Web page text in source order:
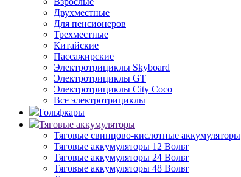
Двухместные
Для пенсионеров
Трехместные
Китайские
Пассажирские
Электротрициклы Skyboard
Электротрициклы GT
Электротрициклы City Coco
Все электротрициклы
Гольфкары
Тяговые аккумуляторы
Тяговые свинцово-кислотные аккумуляторы
Тяговые аккумуляторы 12 Вольт
Тяговые аккумуляторы 24 Вольт
Тяговые аккумуляторы 48 Вольт